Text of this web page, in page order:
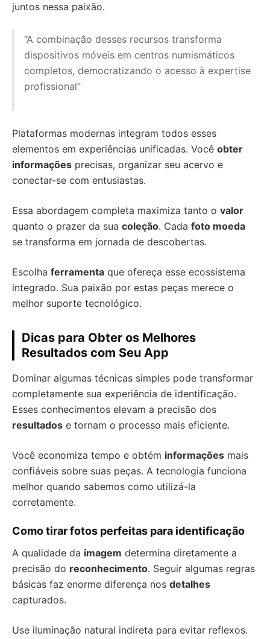
juntos nessa paixão.
“A combinação desses recursos transforma
dispositivos móveis em centros numismáticos
completos, democratizando o acesso à expertise
profissional”
Plataformas modernas integram todos esses
elementos em experiências unificadas. Você obter
informações precisas, organizar seu acervo e
conectar-se com entusiastas.
Essa abordagem completa maximiza tanto o valor
quanto o prazer da sua coleção. Cada foto moeda
se transforma em jornada de descobertas.
Escolha ferramenta que ofereça esse ecossistema
integrado. Sua paixão por estas peças merece o
melhor suporte tecnológico.
Dicas para Obter os Melhores
Resultados com Seu App
Dominar algumas técnicas simples pode transformar
completamente sua experiência de identificação.
Esses conhecimentos elevam a precisão dos
resultados e tornam o processo mais eficiente.
Você economiza tempo e obtém informações mais
confiáveis sobre suas peças. A tecnologia funciona
melhor quando sabemos como utilizá-la
corretamente.
Como tirar fotos perfeitas para identificação
A qualidade da imagem determina diretamente a
precisão do reconhecimento. Seguir algumas regras
básicas faz enorme diferença nos detalhes
capturados.
Use iluminação natural indireta para evitar reflexos.